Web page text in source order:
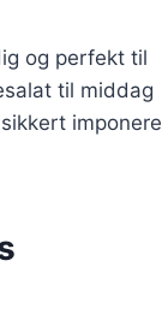
og perfekt til
til middag
imponere